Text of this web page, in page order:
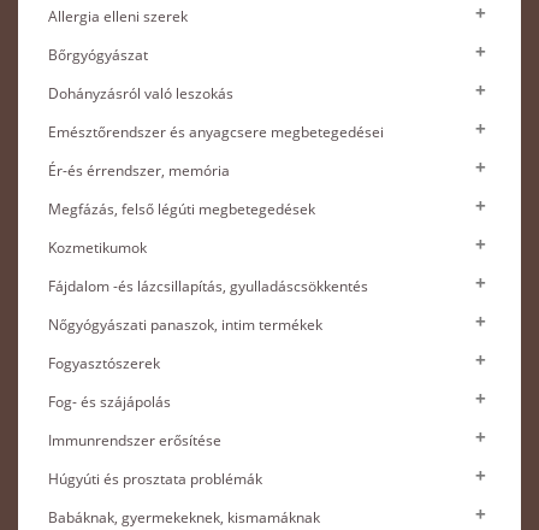
Allergia elleni szerek
Bőrgyógyászat
Dohányzásról való leszokás
Emésztőrendszer és anyagcsere megbetegedései
Ér-és érrendszer, memória
Megfázás, felső légúti megbetegedések
Kozmetikumok
Fájdalom -és lázcsillapítás, gyulladáscsökkentés
Nőgyógyászati panaszok, intim termékek
Fogyasztószerek
Fog- és szájápolás
Immunrendszer erősítése
Húgyúti és prosztata problémák
Babáknak, gyermekeknek, kismamáknak